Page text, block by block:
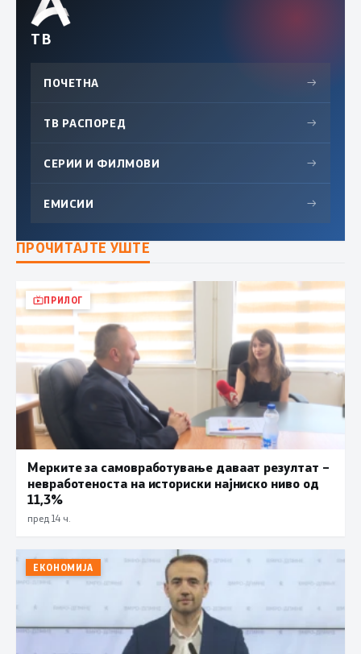
ТВ
ПОЧЕТНА →
ТВ РАСПОРЕД →
СЕРИИ И ФИЛМОВИ →
ЕМИСИИ →
ПРОЧИТАЈТЕ УШТЕ
ПРИЛОГ
Мерките за самовработување даваат резултат –
невработеноста на историски најниско ниво од
11,3%
пред 14 ч.
ЕКОНОМИЈА